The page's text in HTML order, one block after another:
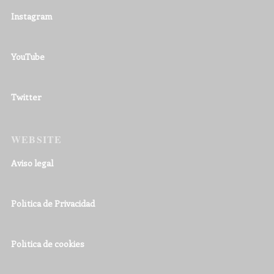
Instagram
YouTube
Twitter
WEBSITE
Aviso legal
Política de Privacidad
Política de cookies